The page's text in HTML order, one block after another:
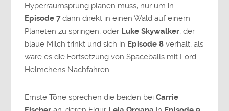
Hyperraumsprung planen muss, nur um in
Episode 7dann direkt in einen Wald auf einem
Planeten zu springen, oder Luke Skywalker, der
blaue Milch trinkt und sich in Episode 8 verhält, als
wäre es die Fortsetzung von Spaceballs mit Lord
Helmchens Nachfahren.
Ernste Töne sprechen die beiden beiCarrie